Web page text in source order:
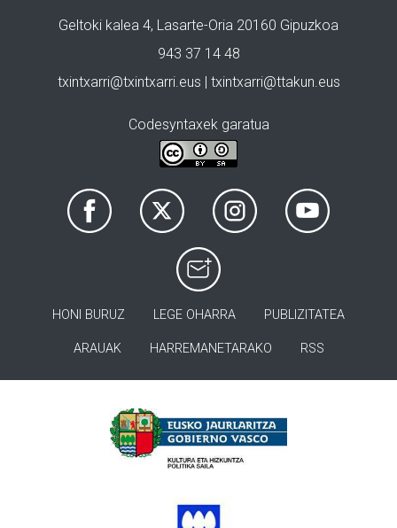
Geltoki kalea 4, Lasarte-Oria 20160 Gipuzkoa
943 37 14 48
txintxarri@txintxarri.eus | txintxarri@ttakun.eus
Codesyntaxek garatua
HONI BURUZ LEGE OHARRA PUBLIZITATEA
ARAUAK HARREMANETARAKO RSS